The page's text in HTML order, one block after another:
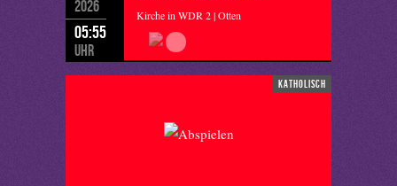
2026
05:55
Uhr
Kirche in WDR 2 | Otten
katholisch